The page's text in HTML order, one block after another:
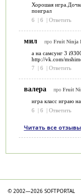
Хорошая
поиграл
6
| 6 | Ответить
мил про Fruit Ninja
а на самсунг 3
http://vk.com/
7
6 Ответить
валера про Fruit
игра класс играю
6
| 6 | Ответить
Читать все отзывы
© 2002—2026 SOFTPORTAL